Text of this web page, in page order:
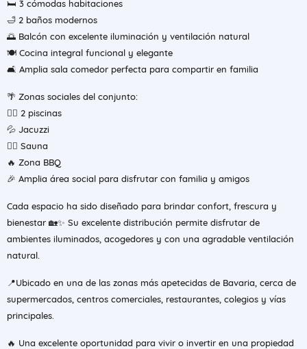
🛏️ 3 cómodas habitaciones
🛁 2 baños modernos
🌅 Balcón con excelente iluminación y ventilación natural
🍽️ Cocina integral funcional y elegante
🛋️ Amplia sala comedor perfecta para compartir en familia
🌴 Zonas sociales del conjunto:
🏊‍♂️ 2 piscinas
💦 Jacuzzi
🧖‍♂️ Sauna
🔥 Zona BBQ
🎉 Amplia área social para disfrutar con familia y amigos
Cada espacio ha sido diseñado para brindar confort, frescura y
bienestar 🏡✨ Su excelente distribución permite disfrutar de
ambientes iluminados, acogedores y con una agradable ventilación
natural.
📍Ubicado en una de las zonas más apetecidas de Bavaria, cerca de
supermercados, centros comerciales, restaurantes, colegios y vías
principales.
🔥 Una excelente oportunidad para vivir o invertir en una propiedad